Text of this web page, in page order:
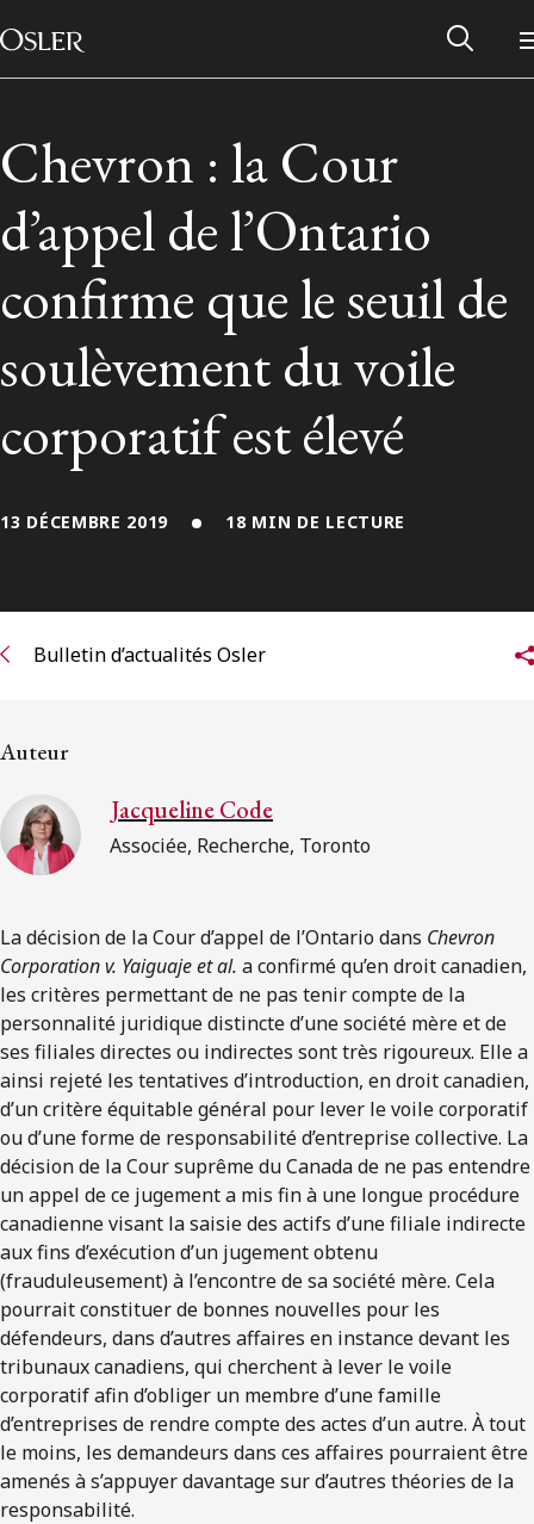
Passer au contenu
Main Navigation
Réseau des anciens d’Osler
Chevron : la Cour
d’appel de l’Ontario
confirme que le seuil de
soulèvement du voile
corporatif est élevé
13 DÉCEMBRE 2019 18 MIN DE LECTURE
Bulletin d’actualités Osler
Auteur
Jacqueline Code
Associée, Recherche, Toronto
La décision de la Cour d’appel de l’Ontario dans Chevron
Corporation v. Yaiguaje et al. a confirmé qu’en droit canadien,
les critères permettant de ne pas tenir compte de la
personnalité juridique distincte d’une société mère et de
ses filiales directes ou indirectes sont très rigoureux. Elle a
ainsi rejeté les tentatives d’introduction, en droit canadien,
d’un critère équitable général pour lever le voile corporatif
ou d’une forme de responsabilité d’entreprise collective. La
décision de la Cour suprême du Canada de ne pas entendre
un appel de ce jugement a mis fin à une longue procédure
canadienne visant la saisie des actifs d’une filiale indirecte
aux fins d’exécution d’un jugement obtenu
(frauduleusement) à l’encontre de sa société mère. Cela
pourrait constituer de bonnes nouvelles pour les
défendeurs, dans d’autres affaires en instance devant les
tribunaux canadiens, qui cherchent à lever le voile
corporatif afin d’obliger un membre d’une famille
d’entreprises de rendre compte des actes d’un autre. À tout
le moins, les demandeurs dans ces affaires pourraient être
amenés à s’appuyer davantage sur d’autres théories de la
responsabilité.